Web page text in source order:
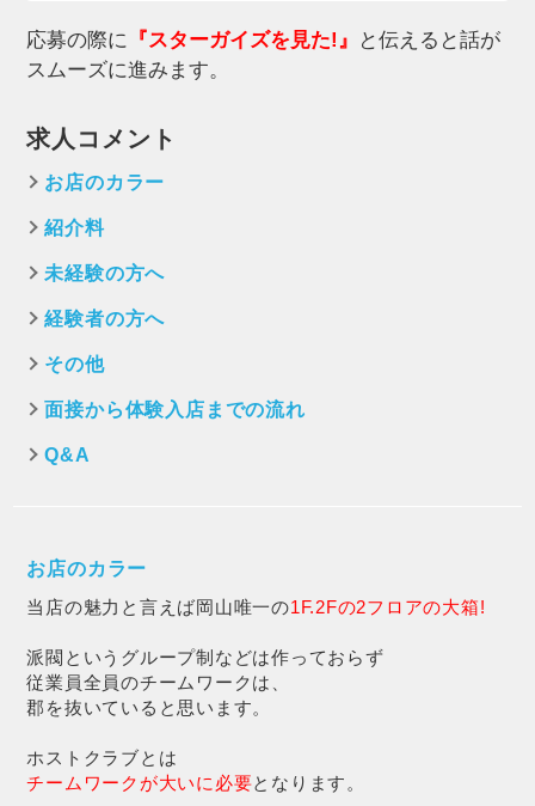
応募の際に 『スターガイズを見た!』
と伝えると話が
スムーズに進みます。
求人コメント
お店のカラー
紹介料
未経験の方へ
経験者の方へ
その他
面接から体験入店までの流れ
Q&A
お店のカラー
当店の魅力と言えば岡山唯一の1F.2Fの2フロアの大箱!
派閥というグループ制などは作っておらず
従業員全員のチームワークは、
郡を抜いていると思います。
ホストクラブとは
チームワークが大いに必要となります。